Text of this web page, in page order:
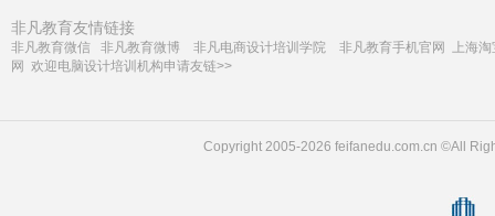
非凡教育友情链接
非凡教育微信 非凡教育微博 非凡电商设计培训学院 非凡教育手机官网
上海
网 欢迎电脑设计培训机构申请友链>>
Copyright 2005-2026 feifanedu.com.cn ©All